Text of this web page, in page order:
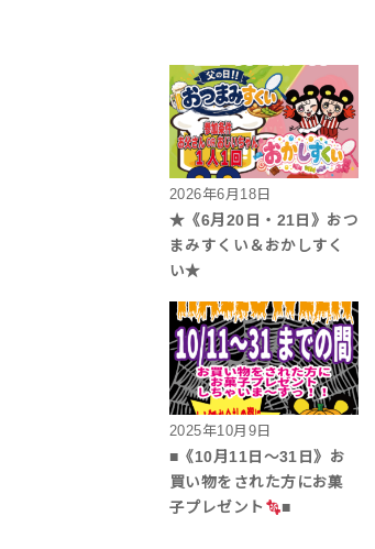
2026年6月18日
★《6月20日・21日》おつ
まみすくい＆おかしすく
い★
2025年10月9日
■《10月11日～31日》お
買い物をされた方にお菓
子プレゼント
■